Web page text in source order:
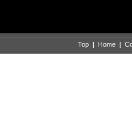
Top | Home |